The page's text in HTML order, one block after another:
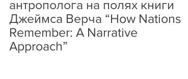
антрополога на полях книги
Джеймса Верча “How Nations
Remember: A Narrative
Approach”